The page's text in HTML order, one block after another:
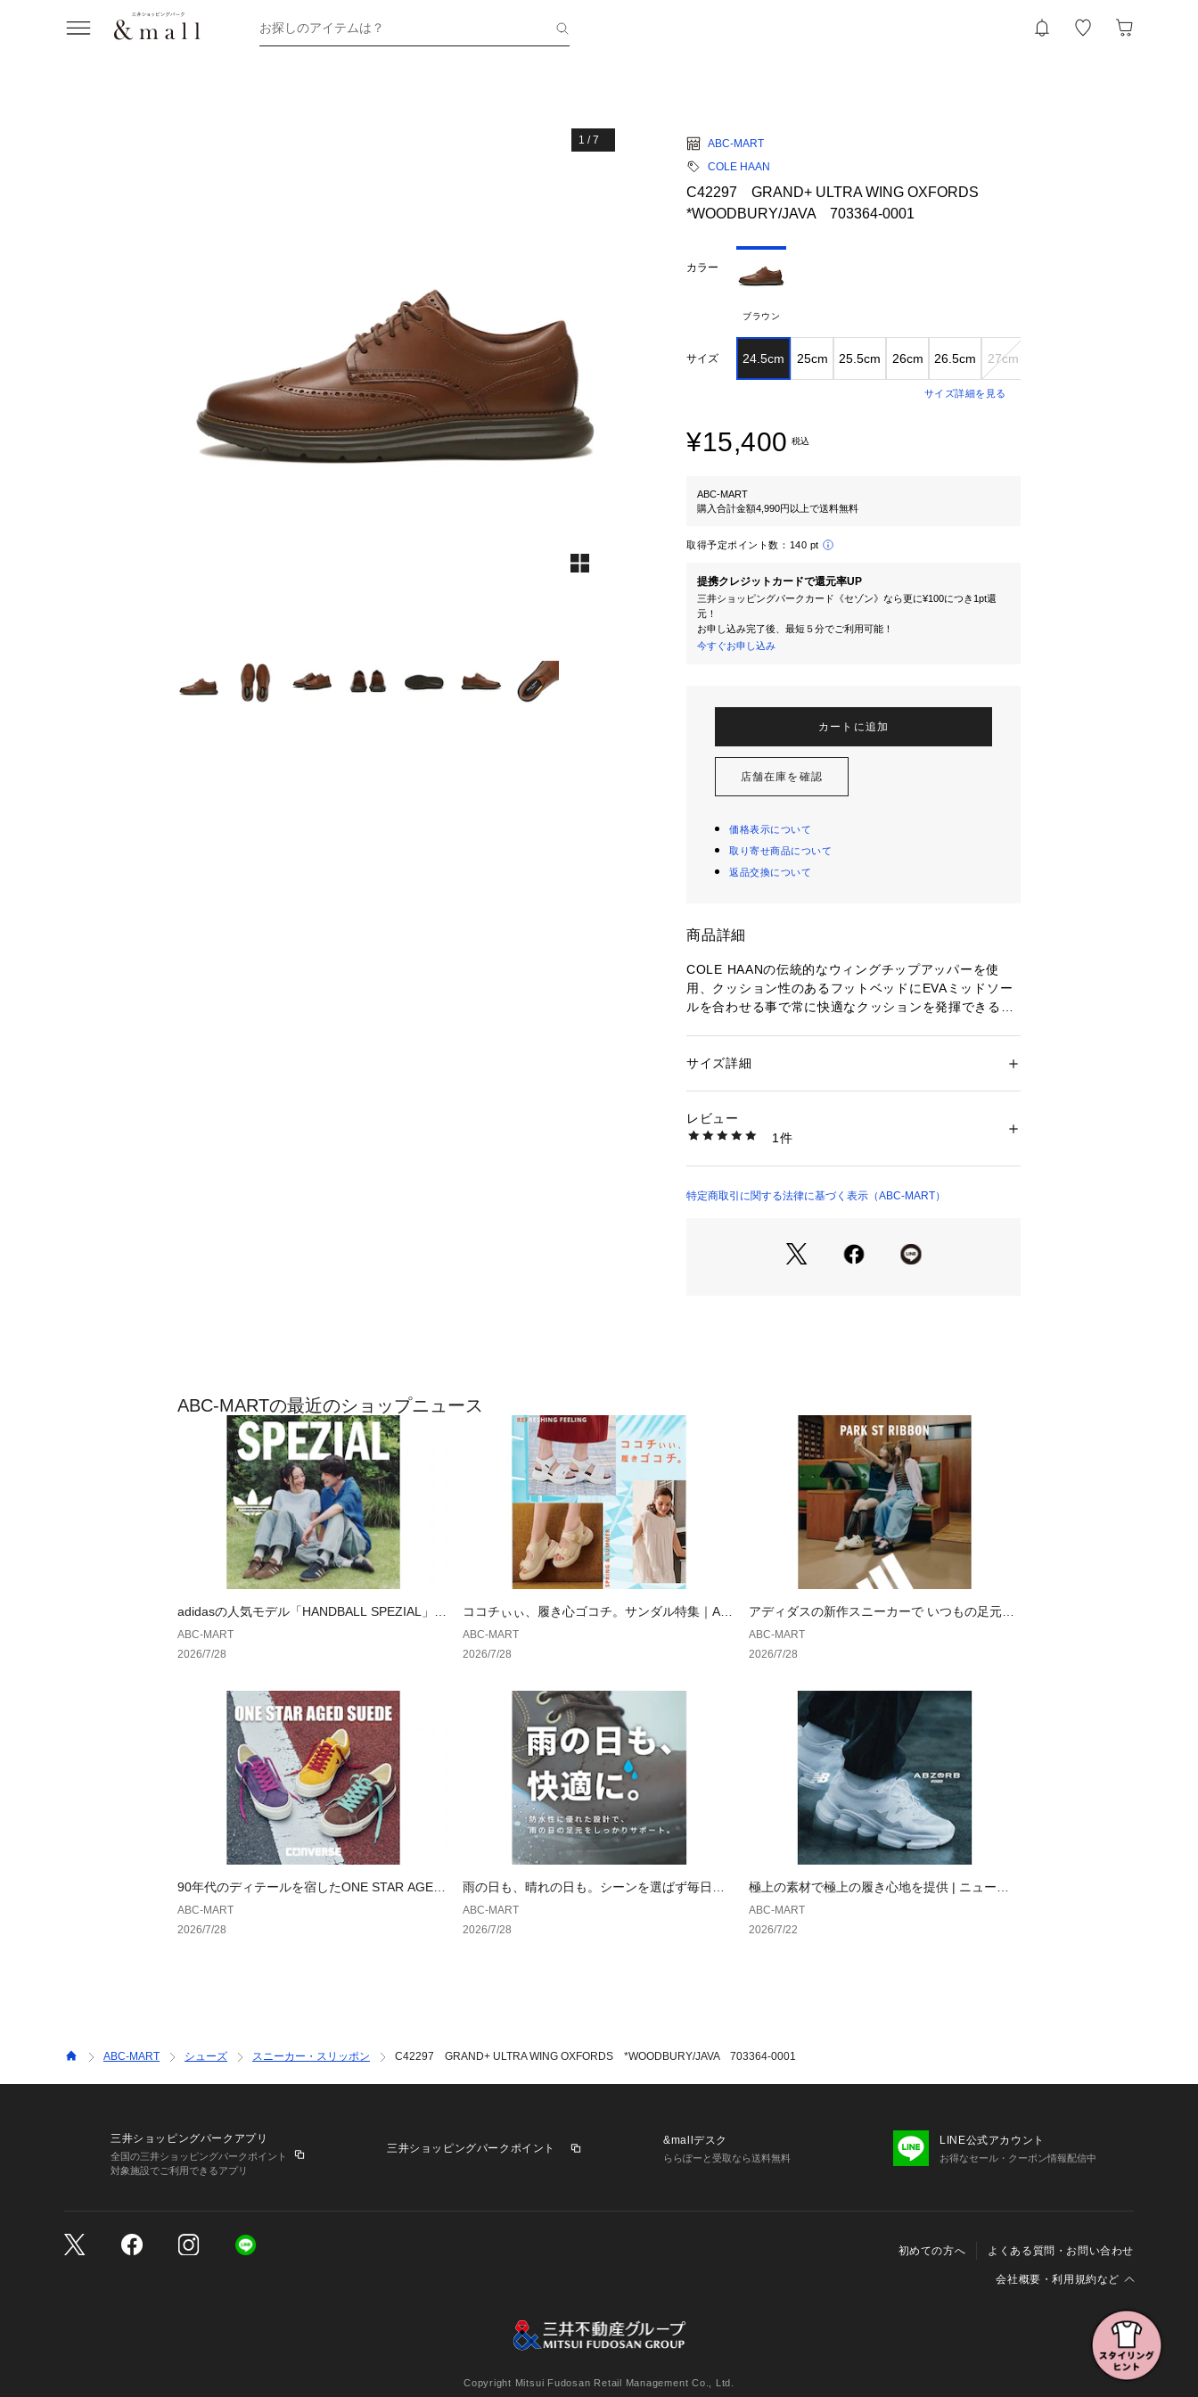
お探しのアイテムは？
1 /7
ABC-MART
COLE HAAN
C42297 GRAND+ ULTRA WING OXFORDS
*WOODBURY/JAVA 703364-0001
カラー
ブラウン
サイズ 24.5cm 25cm 25.5cm 26cm 26.5cm 27cm
サイズ詳細を見る
¥15,400 税込
ABC-MART
購入合計金額4,990円以上で送料無料
取得予定ポイント数： 140 pt
提携クレジットカードで還元率UP
三井ショッピングパークカード《セゾン》なら更に¥100につき1pt還
元！
お申し込み完了後、最短５分でご利用可能！
今すぐお申し込み
カートに追加
店舗在庫を確認
価格表示について
取り寄せ商品について
返品交換について
商品詳細
COLE HAANの伝統的なウィングチップアッパーを使
用、クッション性のあるフットベッドにEVAミッドソー
ルを合わせる事で常に快適なクッションを発揮できるよ
い。)
このシューズの作りは標準です。
程で生じる傷が多少ある場合がございますので、予めご
性別：メンズ
洗濯：-
※詳しい洗濯方法については、商品の品質表示タグをご覧くださ
商品番号：1010000061496 （モール）
サイズ詳細
レビュー
1件
特定商取引に関する法律に基づく表示（ABC-MART）
ABC-MARTの最近のショップニュース
adidasの人気モデル「HANDBALL SPEZIAL」が
夏仕様へ
ABC-MART
2026/7/28
ココチぃぃ、履き心ゴコチ。サンダル特集｜AB
CSELECT
ABC-MART
2026/7/28
アディダスの新作スニーカーで いつもの足元、
もっと可愛くアップデート
ABC-MART
2026/7/28
90年代のディテールを宿したONE STAR AGED
SUEDE ｜ コンバース
ABC-MART
2026/7/28
雨の日も、晴れの日も。シーンを選ばず毎日履
ける一足。｜ ホーキンス
ABC-MART
2026/7/28
極上の素材で極上の履き心地を提供 | ニューバ
ランス
ABC-MART
2026/7/22
ABC-MART シューズ スニーカー・スリッポン C42297 GRAND+ ULTRA WING OXFORDS *WOODBURY/JAVA 703364-0001
三井ショッピングパークアプリ
全国の三井ショッピングパークポイント
対象施設でご利用できるアプリ
三井ショッピングパークポイント
&mallデスク
ららぽーと受取なら送料無料
LINE公式アカウント
お得なセール・クーポン情報配信中
初めての方へ よくある質問・お問い合わせ
会社概要・利用規約など
特定商取引に関する法律に基づく表示
個人情報保護方針 個人情報の取り扱いについて
Cookieおよびアクセスログについて
三井不動産グループ ソーシャルメディアガイドライン
Copyright Mitsui Fudosan Retail Management Co., Ltd.